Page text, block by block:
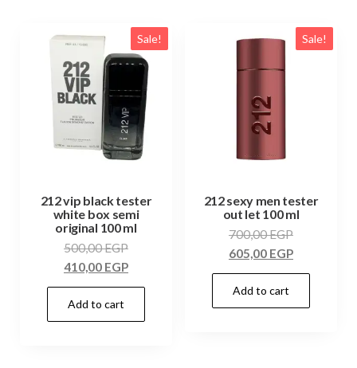
Sale!
212 vip black tester
white box semi
original 100 ml
500,00EGP
410,00 EGP
Add to cart
Sale!
212 sexy men tester
out let 100 ml
700,00EGP
605,00 EGP
Add to cart